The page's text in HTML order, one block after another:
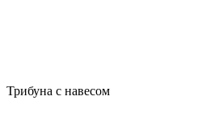
Трибуна с навесом